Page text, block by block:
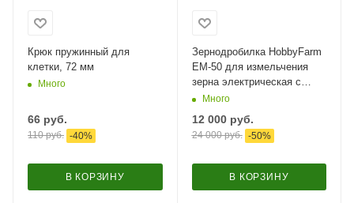
Крюк пружинный для
клетки, 72 мм
Много
66 руб.
110руб. -40%
В КОРЗИНУ
Зернодробилка HobbyFarm
EM-50 для измельчения
зерна электрическая с
функцией мельницы / в
Много
12 000руб.
24 000руб. -50%
В КОРЗИНУ